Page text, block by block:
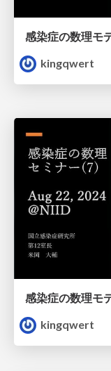
感染症の数理モ
kingqwert
感染症の数理モ
kingqwert